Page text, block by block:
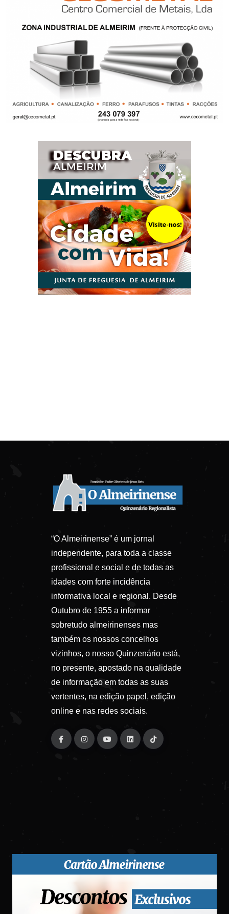
“O Almeirinense” é um jornal
independente, para toda a classe
profissional e social e de todas as
idades com forte incidência
informativa local e regional. Desde
Outubro de 1955 a informar
sobretudo almeirinenses mas
também os nossos concelhos
vizinhos, o nosso Quinzenário está,
no presente, apostado na qualidade
de informação em todas as suas
vertentes, na edição papel, edição
online e nas redes sociais.